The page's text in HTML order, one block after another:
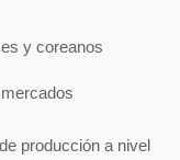
y coreanos
producción a nivel